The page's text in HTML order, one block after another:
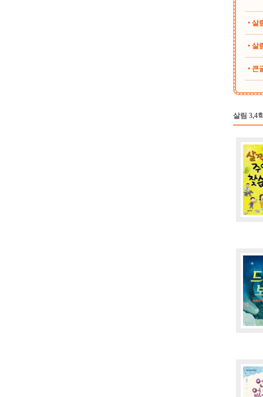
• 살
• 살
• 큰
살림 3,4